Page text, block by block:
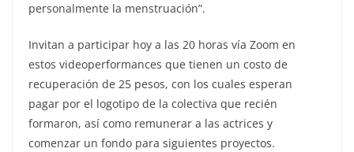
personalmente la menstruación”.
Invitan a participar hoy a las 20 horas vía Zoom en
estos videoperformances que tienen un costo de
recuperación de 25 pesos, con los cuales esperan
pagar por el logotipo de la colectiva que recién
formaron, así como remunerar a las actrices y
comenzar un fondo para siguientes proyectos.